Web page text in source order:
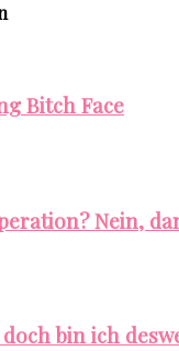
Bitch Face
Nein,
bin ich